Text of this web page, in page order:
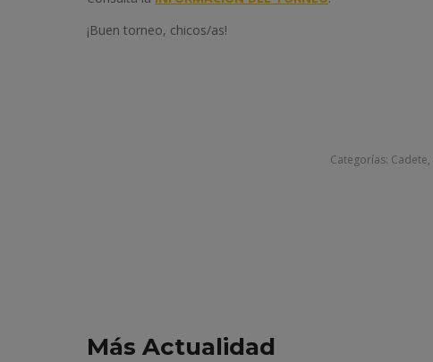
¡Buen torneo, chicos/as!
Categorías: Cadete,
Más Actualidad